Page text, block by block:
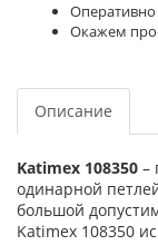
Окажем
Описание
Katimex 108350 –
одинарной
большой
Katimex 108350